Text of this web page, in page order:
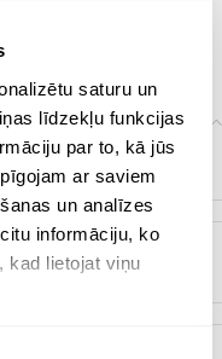
saturu un
līdzekļu funkcijas
par to, kā jūs
ar saviem
un analīzes
informāciju, ko
kad lietojat viņu
Bez zīmola